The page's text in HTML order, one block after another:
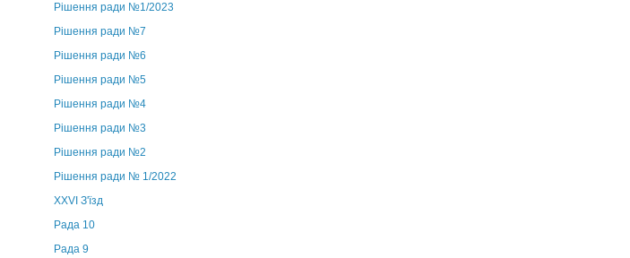
Рішення ради №1/2023
Рішення ради №7
Рішення ради №6
Рішення ради №5
Рішення ради №4
Рішення ради №3
Рішення ради №2
Рішення ради № 1/2022
XXVI З'їзд
Рада 10
Рада 9